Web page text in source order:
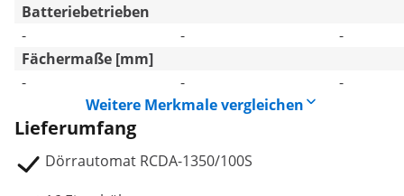
Batteriebetrieben
-
-
-
Fächermaße [mm]
-
-
-
Weitere Merkmale vergleichen
Lieferumfang
Dörrautomat RCDA-1350/100S